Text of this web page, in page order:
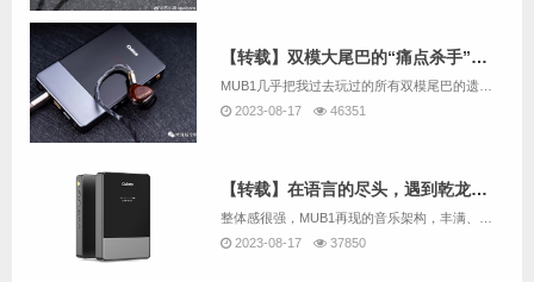
【转载】双模大尾巴的“痛点杀手”——乾龙盛MUB1
2023-08-17
46351
【转载】在语言的尽头，遇到乾龙盛MUB1
2023-08-17
37850